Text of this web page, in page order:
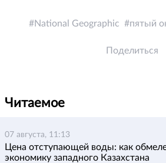
National Geographic пятый
Поделиться
Читаемое
07 августа, 11:13
Цена отступающей воды: как
экономику западного Казахстана